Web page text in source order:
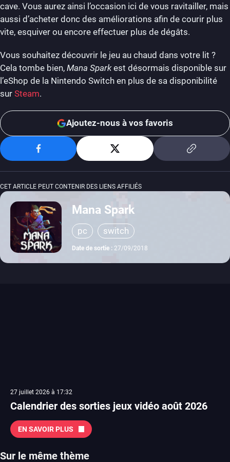
cave. Vous aurez ainsi l’occasion ici de vous ravitailler, mais
aussi d’acheter donc des améliorations afin de courir plus
vite, esquiver ou encore effectuer plus de dégâts.
Vous souhaitez découvrir le jeu au chaud dans votre lit ?
Cela tombe bien, Mana Sparkest désormais disponible sur
l’eShop de la Nintendo Switch en plus de sa disponibilité
sur Steam.
Ajoutez-nous à vos favoris
CET ARTICLE PEUT CONTENIR DES LIENS AFFILIÉS
Mana Spark
pc switch
Date de sortie : 27/09/2018
27 juillet 2026 à 17:32
Calendrier des sorties jeux vidéo août 2026
EN SAVOIR PLUS
Sur le même thème